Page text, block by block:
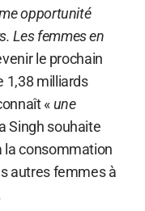
opportunité
Les femmes en
le prochain
1,38 milliards
«une
Singh souhaite
la consommation
autres femmes à